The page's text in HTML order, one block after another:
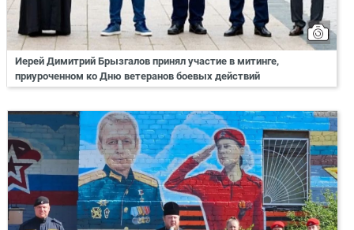
Иерей Димитрий Брызгалов принял участие в митинге,
приуроченном ко Дню ветеранов боевых действий